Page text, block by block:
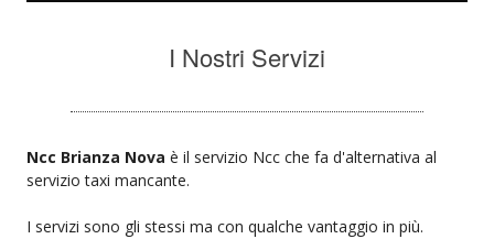
I Nostri Servizi
Ncc Brianza Nova è il servizio Ncc che fa d'alternativa al
servizio taxi mancante.
I servizi sono gli stessi ma con qualche vantaggio in più.